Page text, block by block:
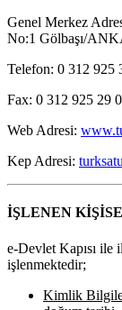
Genel Merkez
No:1 Gölbaşı/
Telefon: 0 312 925
Fax: 0 312 925 29
Web Adresi:
Kep Adresi:
İŞLENEN
e-Devlet Kapısı ile
işlenmektedir;
Kimlik